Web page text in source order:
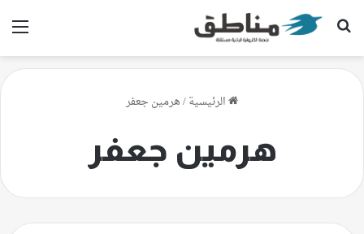
بحث عن
الرئيسية/هرمين جعفر
هرمين جعفر